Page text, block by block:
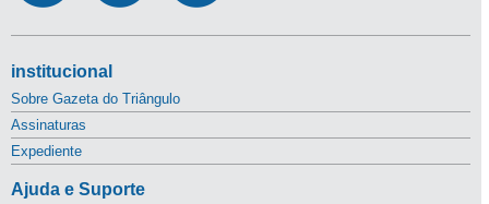
institucional
Sobre Gazeta do Triângulo
Assinaturas
Expediente
Ajuda e Suporte